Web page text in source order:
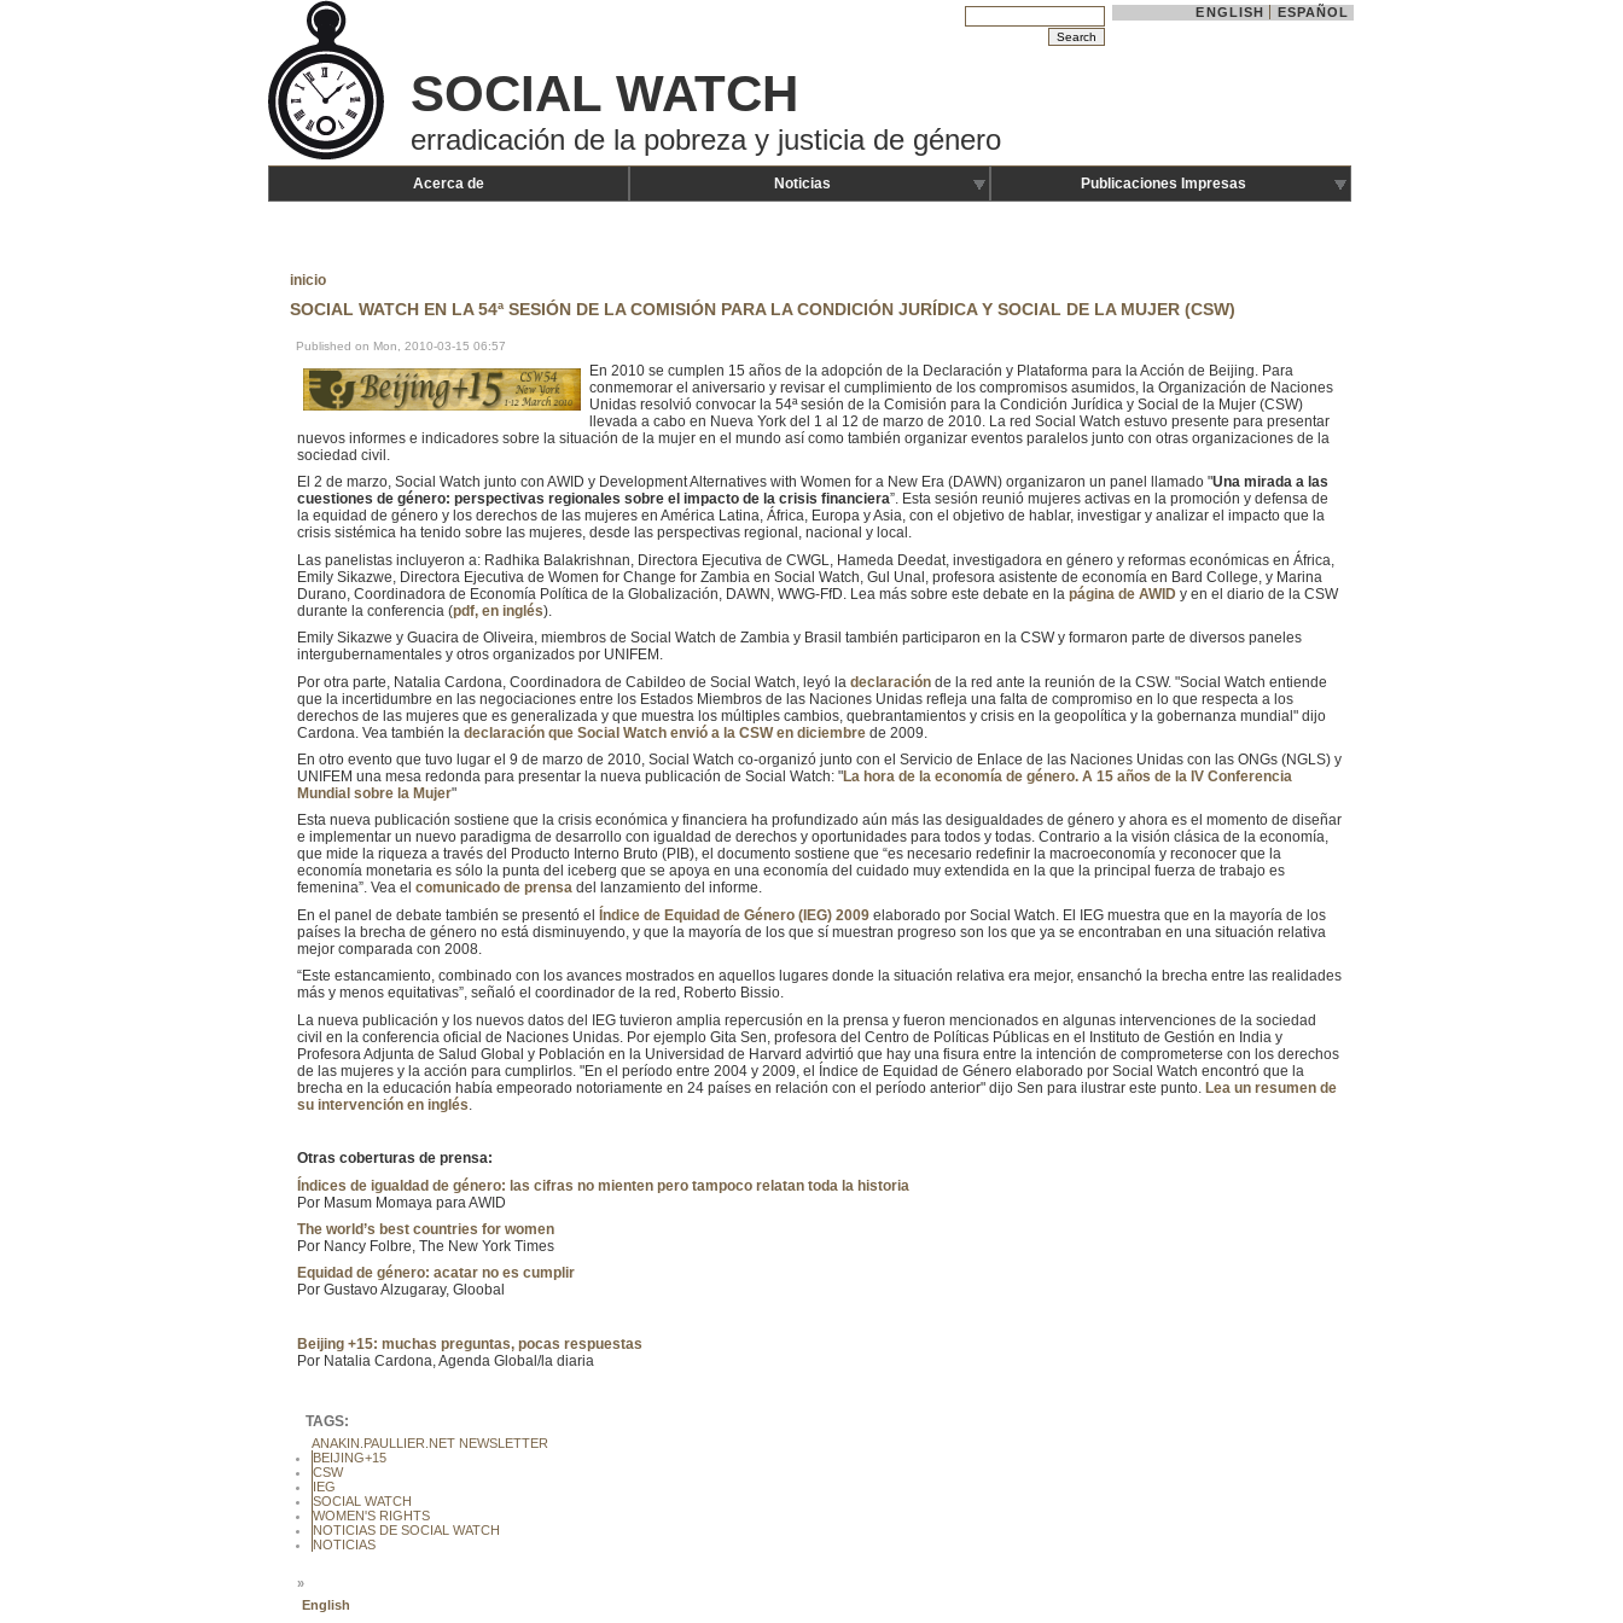
ENGLISH ESPAÑOL
SOCIAL WATCH
erradicación de la pobreza y justicia de género
Acerca de Noticias Publicaciones Impresas
inicio
SOCIAL WATCH EN LA 54ª SESIÓN DE LA COMISIÓN PARA LA CONDICIÓN JURÍDICA Y SOCIAL DE LA MUJER (CSW)
Published on Mon, 2010-03-15 06:57
En 2010 se cumplen 15 años de la adopción de la Declaración y Plataforma para la Acción de Beijing. Para
conmemorar el aniversario y revisar el cumplimiento de los compromisos asumidos, la Organización de Naciones
Unidas resolvió convocar la 54ª sesión de la Comisión para la Condición Jurídica y Social de la Mujer (CSW)
llevada a cabo en Nueva York del 1 al 12 de marzo de 2010. La red Social Watch estuvo presente para presentar
nuevos informes e indicadores sobre la situación de la mujer en el mundo así como también organizar eventos paralelos junto con otras organizaciones de la
sociedad civil.
El 2 de marzo, Social Watch junto con AWID y Development Alternatives with Women for a New Era (DAWN) organizaron un panel llamado "Una mirada a las
cuestiones de género: perspectivas regionales sobre el impacto de la crisis financiera”. Esta sesión reunió mujeres activas en la promoción y defensa de
la equidad de género y los derechos de las mujeres en América Latina, África, Europa y Asia, con el objetivo de hablar, investigar y analizar el impacto que la
crisis sistémica ha tenido sobre las mujeres, desde las perspectivas regional, nacional y local.
Las panelistas incluyeron a: Radhika Balakrishnan, Directora Ejecutiva de CWGL, Hameda Deedat, investigadora en género y reformas económicas en África,
Emily Sikazwe, Directora Ejecutiva de Women for Change for Zambia en Social Watch, Gul Unal, profesora asistente de economía en Bard College, y Marina
Durano, Coordinadora de Economía Política de la Globalización, DAWN, WWG-FfD. Lea más sobre este debate en la página de AWIDy en el diario de la CSW
durante la conferencia (pdf, en inglés).
Emily Sikazwe y Guacira de Oliveira, miembros de Social Watch de Zambia y Brasil también participaron en la CSW y formaron parte de diversos paneles
intergubernamentales y otros organizados por UNIFEM.
Por otra parte, Natalia Cardona, Coordinadora de Cabildeo de Social Watch, leyó la declaraciónde la red ante la reunión de la CSW. "Social Watch entiende
que la incertidumbre en las negociaciones entre los Estados Miembros de las Naciones Unidas refleja una falta de compromiso en lo que respecta a los
derechos de las mujeres que es generalizada y que muestra los múltiples cambios, quebrantamientos y crisis en la geopolítica y la gobernanza mundial" dijo
Cardona. Vea también la declaración que Social Watch envió a la CSW en diciembrede 2009.
En otro evento que tuvo lugar el 9 de marzo de 2010, Social Watch co-organizó junto con el Servicio de Enlace de las Naciones Unidas con las ONGs (NGLS) y
UNIFEM una mesa redonda para presentar la nueva publicación de Social Watch: "La hora de la economía de género. A 15 años de la IV Conferencia
Mundial sobre la Mujer"
Esta nueva publicación sostiene que la crisis económica y financiera ha profundizado aún más las desigualdades de género y ahora es el momento de diseñar
e implementar un nuevo paradigma de desarrollo con igualdad de derechos y oportunidades para todos y todas. Contrario a la visión clásica de la economía,
que mide la riqueza a través del Producto Interno Bruto (PIB), el documento sostiene que “es necesario redefinir la macroeconomía y reconocer que la
economía monetaria es sólo la punta del iceberg que se apoya en una economía del cuidado muy extendida en la que la principal fuerza de trabajo es
femenina”. Vea el comunicado de prensadel lanzamiento del informe.
En el panel de debate también se presentó el Índice de Equidad de Género (IEG) 2009elaborado por Social Watch. El IEG muestra que en la mayoría de los
países la brecha de género no está disminuyendo, y que la mayoría de los que sí muestran progreso son los que ya se encontraban en una situación relativa
mejor comparada con 2008.
“Este estancamiento, combinado con los avances mostrados en aquellos lugares donde la situación relativa era mejor, ensanchó la brecha entre las realidades
más y menos equitativas”, señaló el coordinador de la red, Roberto Bissio.
La nueva publicación y los nuevos datos del IEG tuvieron amplia repercusión en la prensa y fueron mencionados en algunas intervenciones de la sociedad
civil en la conferencia oficial de Naciones Unidas. Por ejemplo Gita Sen, profesora del Centro de Políticas Públicas en el Instituto de Gestión en India y
Profesora Adjunta de Salud Global y Población en la Universidad de Harvard advirtió que hay una fisura entre la intención de comprometerse con los derechos
de las mujeres y la acción para cumplirlos. "En el período entre 2004 y 2009, el Índice de Equidad de Género elaborado por Social Watch encontró que la
brecha en la educación había empeorado notoriamente en 24 países en relación con el período anterior" dijo Sen para ilustrar este punto. Lea un resumen de
su intervención en inglés
Otras coberturas de prensa:
Índices de igualdad de género: las cifras no mienten pero tampoco relatan toda la historia
Por Masum Momaya para AWID
The world’s best countries for women
Por Nancy Folbre, The New York Times
Equidad de género: acatar no es cumplir
Por Gustavo Alzugaray, Gloobal
Beijing +15: muchas preguntas, pocas respuestas
Por Natalia Cardona, Agenda Global/la diaria
TAGS:
ANAKIN.PAULLIER.NET NEWSLETTER
BEIJING+15
CSW
IEG
SOCIAL WATCH
WOMEN'S RIGHTS
NOTICIAS DE SOCIAL WATCH
NOTICIAS
»
English